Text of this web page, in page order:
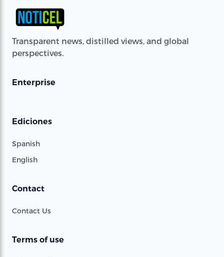
Transparent news, distilled views, and global
perspectives.
Enterprise
Ediciones
Spanish
English
Contact
Contact Us
Terms of use